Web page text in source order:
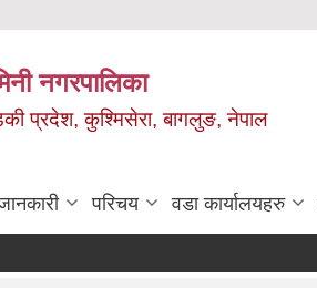
नगरपालिका
प्रदेश, कुश्मिसेरा, बागलुङ, नेपाल
परिचय वडा कार्यालयहरु